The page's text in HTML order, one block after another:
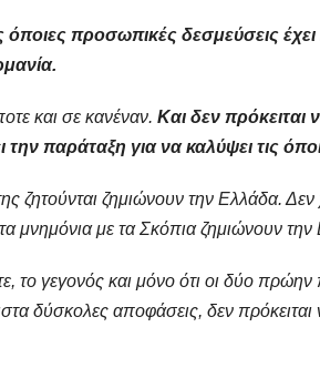
προσωπικές δεσμεύσεις
και σε κανέναν. Και δεν πρόκειται
παράταξη για να καλύψει τις
ζημιώνουν την Ελλάδα. Δεν
μνημόνια με τα Σκόπια ζημιώνουν
το γεγονός και μόνο ότι οι δύο
δύσκολες αποφάσεις, δεν